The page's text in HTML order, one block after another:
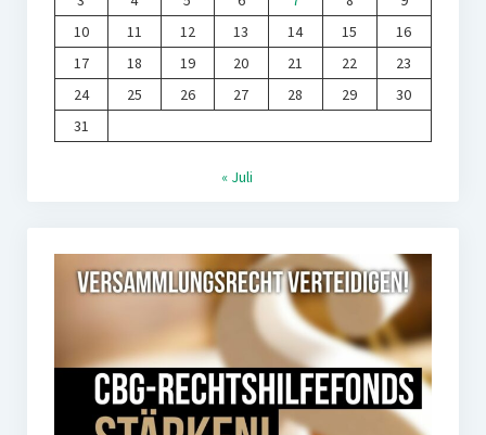
10
11 12 13 14 15
16
17
18 19 20 21 22
23
24
25 26 27 28 29
30
31
« Juli